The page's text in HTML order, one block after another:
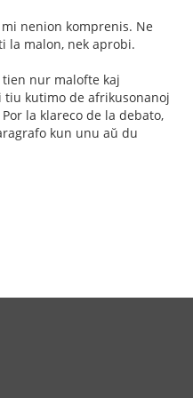
nenion komprenis. Ne
la malon, nek aprobi.
tien nur malofte kaj
tiu kutimo de afrikusonanoj
la klareco de la debato,
kun unu aŭ du